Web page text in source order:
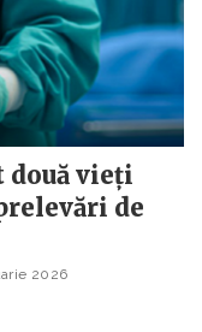
două vieți
de
2026